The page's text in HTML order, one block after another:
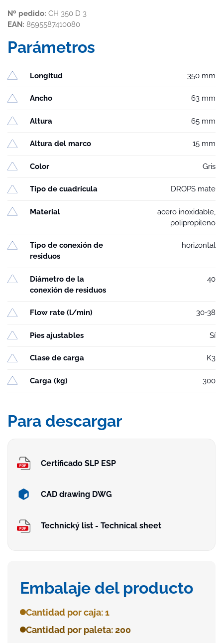
Nº pedido: CH 350 D 3
EAN: 8595587410080
Parámetros
Longitud 350 mm
Ancho 63 mm
Altura 65 mm
Altura del marco 15 mm
Color Gris
Tipo de cuadrícula DROPS mate
Material
acero inoxidable,
polipropileno
Tipo de conexión de
residuos
horizontal
Diámetro de la
conexión de residuos
40
Flow rate (l/min) 30-38
Pies ajustables Sí
Clase de carga K3
Carga (kg) 300
Para descargar
Certificado SLP ESP
CAD drawing DWG
Technický list - Technical sheet
Embalaje del producto
Cantidad por caja: 1
Cantidad por paleta: 200